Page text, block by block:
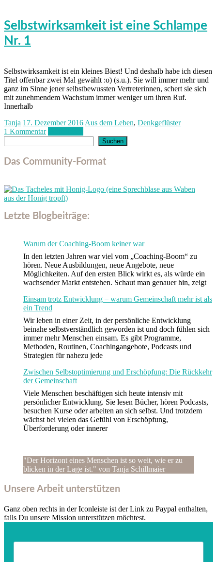
Selbstwirksamkeit ist eine Schlampe
Nr. 1
Selbstwirksamkeit ist ein kleines Biest! Und deshalb habe ich diesen
Titel offenbar zwei Mal gewählt :o) (s.u.). Sie will immer mehr und
ganz im Sinne jener selbstbewussten Vertreterinnen, schert sie sich
mit zunehmendem Wachstum immer weniger um ihren Ruf.
Innerhalb
Tanja 17. Dezember 2016 Aus dem Leben, Denkgeflüster
1 Kommentar
Suchen
Das Community-Format
Letzte Blogbeiträge:
Warum der Coaching-Boom keiner war
In den letzten Jahren war viel vom „Coaching-Boom“ zu
hören. Neue Ausbildungen, neue Angebote, neue
Möglichkeiten. Auf den ersten Blick wirkt es, als würde ein
wachsender Markt entstehen. Schaut man genauer hin, zeigt
Einsam trotz Entwicklung – warum Gemeinschaft mehr ist als
ein Trend
Wir leben in einer Zeit, in der persönliche Entwicklung
beinahe selbstverständlich geworden ist und doch fühlen sich
immer mehr Menschen einsam. Es gibt Programme,
Methoden, Routinen, Coachingangebote, Podcasts und
Strategien für nahezu jede
Zwischen Selbstoptimierung und Erschöpfung: Die Rückkehr
der Gemeinschaft
Viele Menschen beschäftigen sich heute intensiv mit
persönlicher Entwicklung. Sie lesen Bücher, hören Podcasts,
besuchen Kurse oder arbeiten an sich selbst. Und trotzdem
wächst bei vielen das Gefühl von Erschöpfung,
Überforderung oder innerer
"Der Horizont eines Menschen ist so weit, wie er zu
blicken in der Lage ist." von Tanja Schillmaier
Unsere Arbeit unterstützen
Ganz oben rechts in der Iconleiste ist der Link zu Paypal enthalten,
falls Du unsere Mission unterstützen möchtest.